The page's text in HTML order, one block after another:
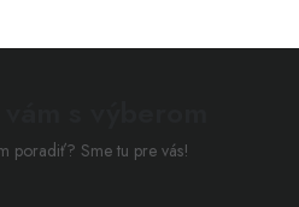
poradiť? Sme tu pre vás!